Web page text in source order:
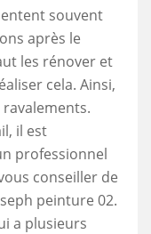
souvent
après le
les rénover et
cela. Ainsi,
il est
professionnel
conseiller de
peinture 02.
a plusieurs